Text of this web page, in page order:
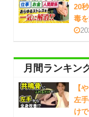
20
毒
月間ランキン
【
左
け